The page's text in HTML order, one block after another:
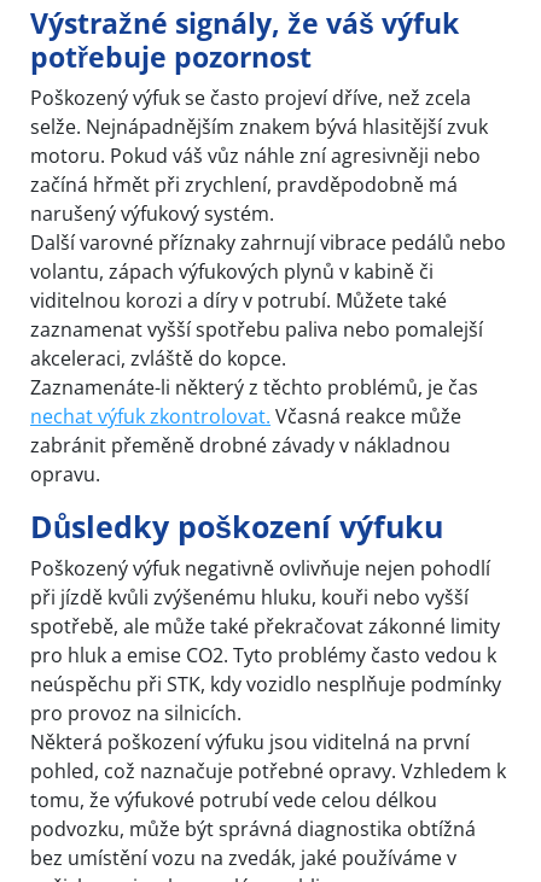
Výstražné signály, že váš výfuk
potřebuje pozornost
Poškozený výfuk se často projeví dříve, než zcela
selže. Nejnápadnějším znakem bývá hlasitější zvuk
motoru. Pokud váš vůz náhle zní agresivněji nebo
začíná hřmět při zrychlení, pravděpodobně má
narušený výfukový systém.
Další varovné příznaky zahrnují vibrace pedálů nebo
volantu, zápach výfukových plynů v kabině či
viditelnou korozi a díry v potrubí. Můžete také
zaznamenat vyšší spotřebu paliva nebo pomalejší
akceleraci, zvláště do kopce.
Zaznamenáte-li některý z těchto problémů, je čas
nechat výfuk zkontrolovat. Včasná reakce může
zabránit přeměně drobné závady v nákladnou
opravu.
Důsledky poškození výfuku
Poškozený výfuk negativně ovlivňuje nejen pohodlí
při jízdě kvůli zvýšenému hluku, kouři nebo vyšší
spotřebě, ale může také překračovat zákonné limity
pro hluk a emise CO2. Tyto problémy často vedou k
neúspěchu při STK, kdy vozidlo nesplňuje podmínky
pro provoz na silnicích.
Některá poškození výfuku jsou viditelná na první
pohled, což naznačuje potřebné opravy. Vzhledem k
tomu, že výfukové potrubí vede celou délkou
podvozku, může být správná diagnostika obtížná
bez umístění vozu na zvedák, jaké používáme v